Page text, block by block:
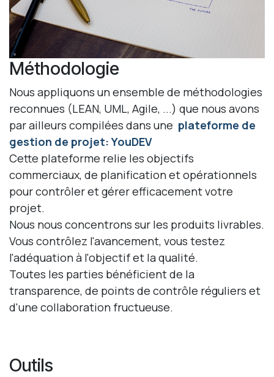
Méthodologie
Nous appliquons un ensemble de méthodologies
reconnues (LEAN, UML, Agile, ...) que nous avons
par ailleurs compilées dans une plateforme de
gestion de projet: YouDEV
Cette plateforme relie les objectifs
commerciaux, de planification et opérationnels
pour contrôler et gérer efficacement votre
projet.
Nous nous concentrons sur les produits livrables.
Vous contrôlez l'avancement, vous testez
l'adéquation à l'objectif et la qualité.
Toutes les parties bénéficient de la
transparence, de points de contrôle réguliers et
d'une collaboration fructueuse.
Outils